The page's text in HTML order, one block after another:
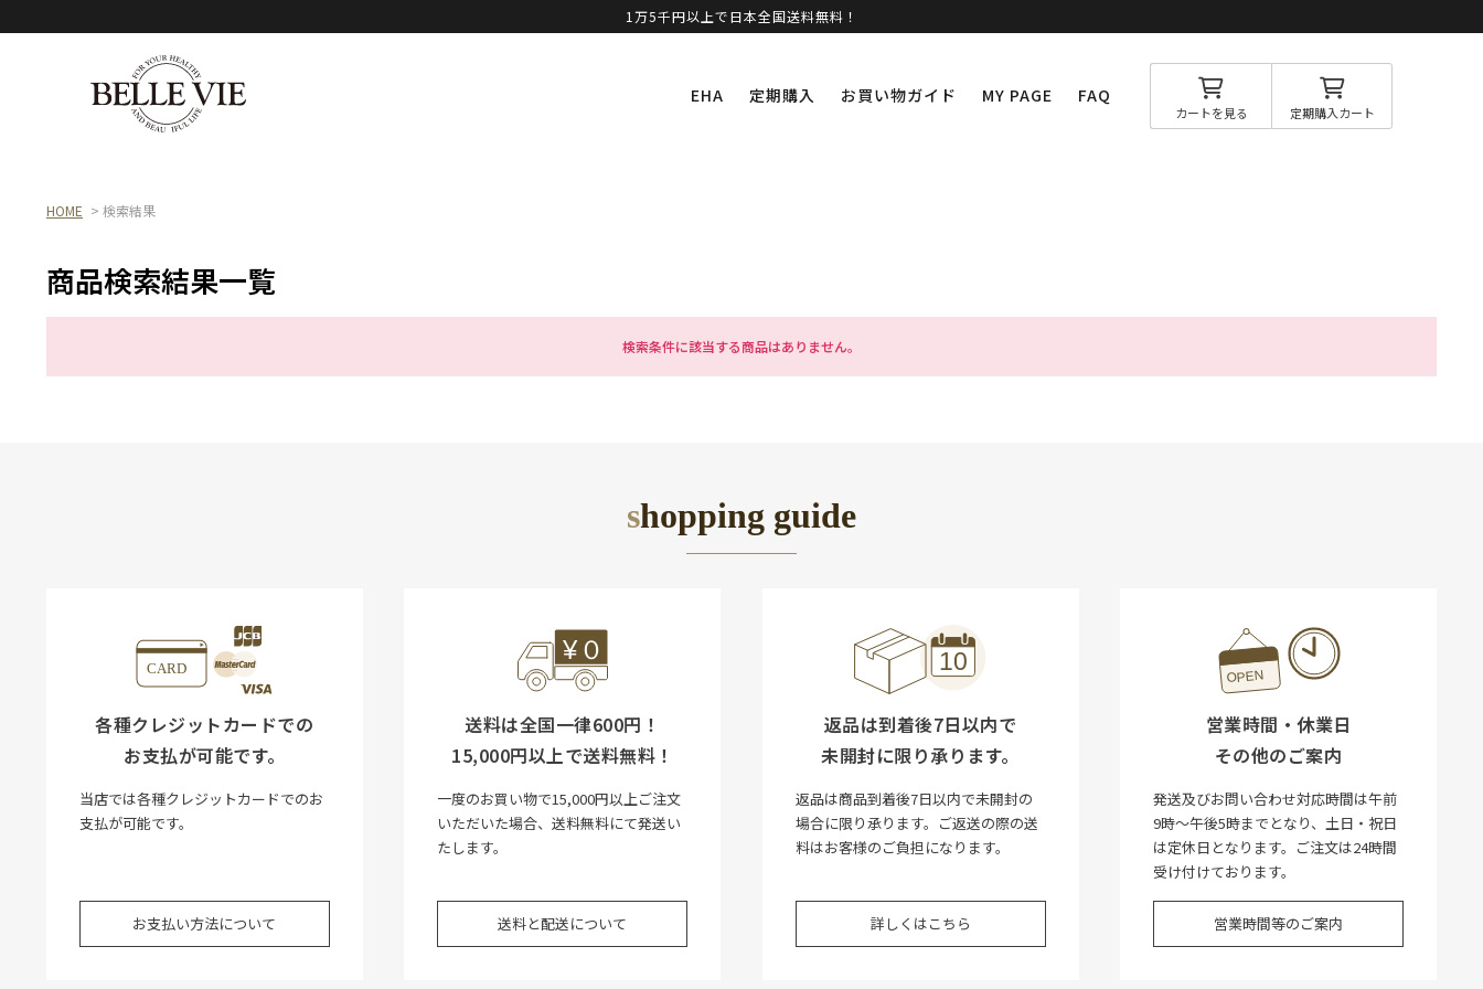
1万5千円以上で日本全国送料無料！
EHA 定期購入 お買い物ガイド MY PAGE FAQ
カートを見る 定期購入カート
HOME > 検索結果
商品検索結果一覧
検索条件に該当する商品はありません。
shopping guide
各種クレジットカードでの
お支払が可能です。
当店では各種クレジットカードでのお
支払が可能です。
お支払い方法について
送料は全国一律600円！
15,000円以上で送料無料！
一度のお買い物で15,000円以上ご注文
いただいた場合、送料無料にて発送い
たします。
送料と配送について
返品は到着後7日以内で
未開封に限り承ります。
返品は商品到着後7日以内で未開封の
場合に限り承ります。ご返送の際の送
料はお客様のご負担になります。
詳しくはこちら
営業時間・休業日
その他のご案内
発送及びお問い合わせ対応時間は午前
9時～午後5時までとなり、土日・祝日
は定休日となります。ご注文は24時間
受け付けております。
営業時間等のご案内